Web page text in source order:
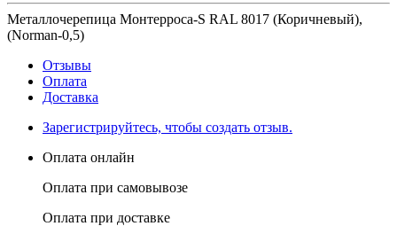
Металлочерепица Монтерроса-S RAL 8017 (Коричневый),
(Norman-0,5)
Отзывы
Оплата
Доставка
Зарегистрируйтесь, чтобы создать отзыв.
Оплата онлайн
Оплата при самовывозе
Оплата при доставке